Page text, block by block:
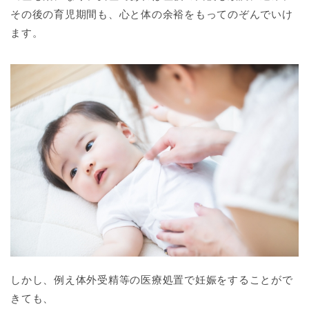
その後の育児期間も、心と体の余裕をもってのぞんでいけ
ます。
しかし、例え体外受精等の医療処置で妊娠をすることがで
きても、